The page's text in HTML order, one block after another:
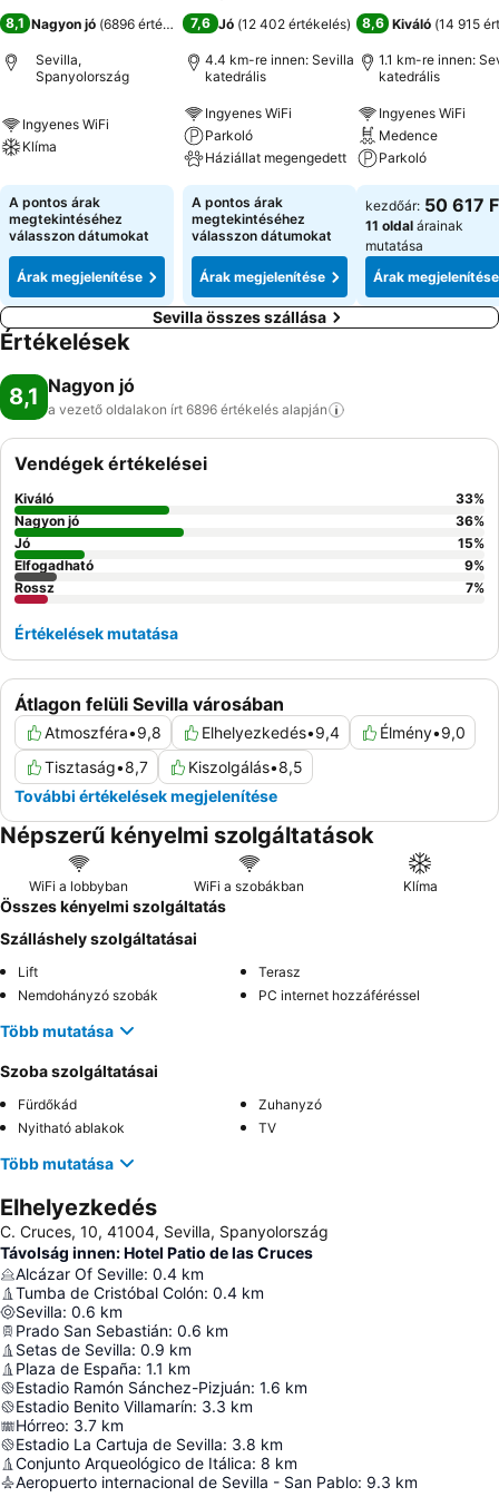
8,1 Nagyon jó (6896 értékelés)
Sevilla,
Spanyolország
Ingyenes WiFi
Klíma
A pontos árak
megtekintéséhez
válasszon dátumokat
Árak megjelenítése
7,6 Jó (12 402 értékelés)
4.4 km-re innen: Sevilla
katedrális
Ingyenes WiFi
Parkoló
Háziállat megengedett
A pontos árak
megtekintéséhez
válasszon dátumokat
Árak megjelenítése
8,6 Kiváló (14 915
1.1 km-re innen:
katedrális
Ingyenes WiFi
Medence
Parkoló
kezdőár: 50 617
11 oldal árainak
mutatása
Árak megjelenítése
Sevilla összes szállása
Értékelések
8,1 Nagyon jó
a vezető oldalakon írt 6896 értékelés alapján
Átlagon felüli Sevilla városában
Atmoszféra•9,8 Elhelyezkedés•9,4 Élmény•9,0
Tisztaság•8,7 Kiszolgálás•8,5
További értékelések megjelenítése
Vendégek értékelései
Kiváló 33%
Nagyon jó
36%
Jó
15%
Elfogadható
9%
Rossz
7%
Értékelések mutatása
Népszerű kényelmi szolgáltatások
WiFi a lobbyban WiFi a szobákban Klíma
Összes kényelmi szolgáltatás
Szálláshely szolgáltatásai
Lift
Terasz
Nemdohányzó szobák
PC internet hozzáféréssel
Több mutatása
Szoba szolgáltatásai
Fürdőkád
Zuhanyzó
Nyitható ablakok
TV
Több mutatása
Elhelyezkedés
C. Cruces, 10, 41004, Sevilla, Spanyolország
Távolság innen: Hotel Patio de las Cruces
Alcázar Of Seville: 0.4 km
Tumba de Cristóbal Colón: 0.4 km
Sevilla: 0.6 km
Prado San Sebastián: 0.6 km
Setas de Sevilla: 0.9 km
Plaza de España: 1.1 km
Estadio Ramón Sánchez-Pizjuán: 1.6 km
Estadio Benito Villamarín: 3.3 km
Hórreo: 3.7 km
Estadio La Cartuja de Sevilla: 3.8 km
Conjunto Arqueológico de Itálica: 8 km
Aeropuerto internacional de Sevilla - San Pablo: 9.3 km